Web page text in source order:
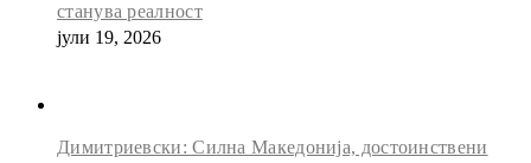
станува реалност
јули 19, 2026
Димитриевски: Силна Македонија, достоинствени